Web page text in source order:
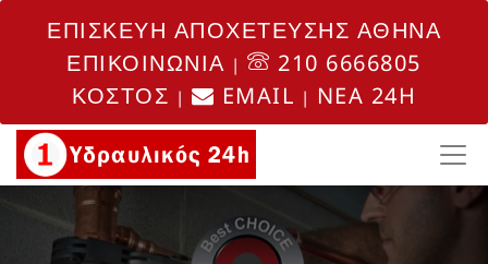
ΕΠΙΣΚΕΥΗ ΑΠΟΧΕΤΕΥΣΗΣ ΑΘΗΝΑ
ΕΠΙΚΟΙΝΩΝΙΑ |
210 6666805
ΚΟΣΤΟΣ | EMAIL | NEA 24H